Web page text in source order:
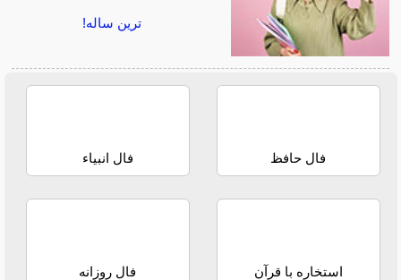
ترین ساله!
فال حافظ فال انبیاء
استخاره با قرآن فال روزانه